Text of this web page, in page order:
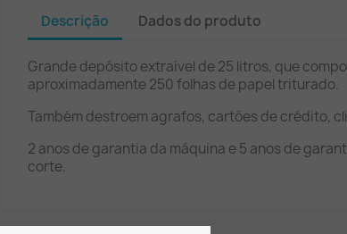
Descrição Dados do produto
Grande depósito extraível de 25 litros, que
aproximadamente 250 folhas de papel triturado.
Também destroem agrafos, cartões de crédito,
2 anos de garantia da máquina e 5 anos de
corte.